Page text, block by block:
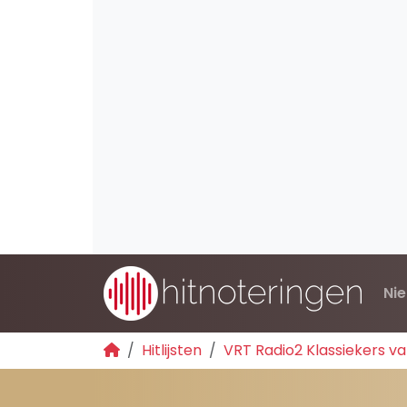
Hitlijsten VRT Radio2 Klassiekers